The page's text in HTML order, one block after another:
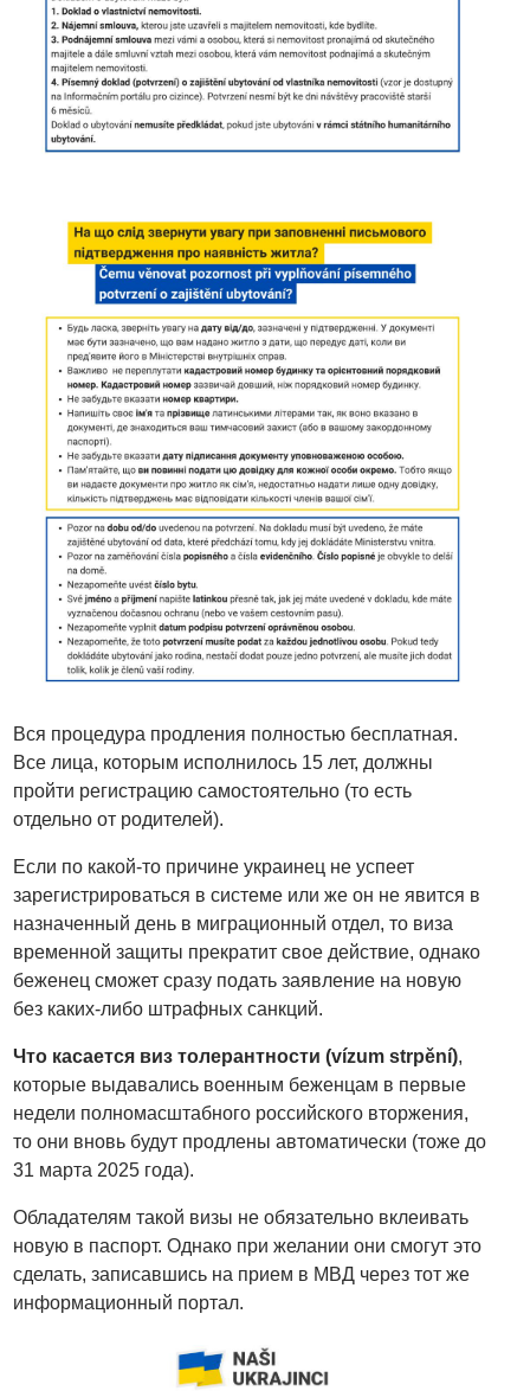
Вся процедура продления полностью бесплатная.
Все лица, которым исполнилось 15 лет, должны
пройти регистрацию самостоятельно (то есть
отдельно от родителей).
Если по какой-то причине украинец не успеет
зарегистрироваться в системе или же он не явится в
назначенный день в миграционный отдел, то виза
временной защиты прекратит свое действие, однако
беженец сможет сразу подать заявление на новую
без каких-либо штрафных санкций.
Что касается виз толерантности (vízum strpění),
которые выдавались военным беженцам в первые
недели полномасштабного российского вторжения,
то они вновь будут продлены автоматически (тоже до
31 марта 2025 года).
Обладателям такой визы не обязательно вклеивать
новую в паспорт. Однако при желании они смогут это
сделать, записавшись на прием в МВД через тот же
информационный портал.